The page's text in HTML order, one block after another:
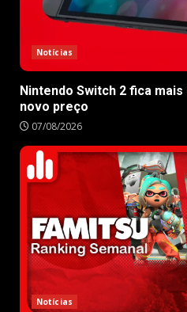
Notícias
Nintendo Switch 2 fica
novo preço
07/08/2026
Notícias